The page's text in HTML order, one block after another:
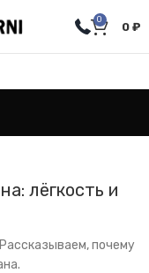
0
0 ₽
лёгкость и
почему